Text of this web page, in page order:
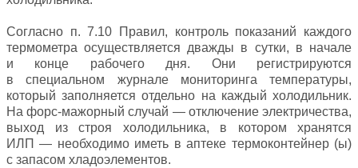
Согласно п. 7.10 Правил, контроль показаний каждого
термометра осуществляется дважды в сутки, в начале
и конце рабочего дня. Они регистрируются
в специальном журнале мониторинга температуры,
который заполняется отдельно на каждый холодильник.
На форс-мажорный случай — отключение электричества,
выход из строя холодильника, в котором хранятся
ИЛП — необходимо иметь в аптеке термоконтейнер (ы)
с запасом хладоэлементов.